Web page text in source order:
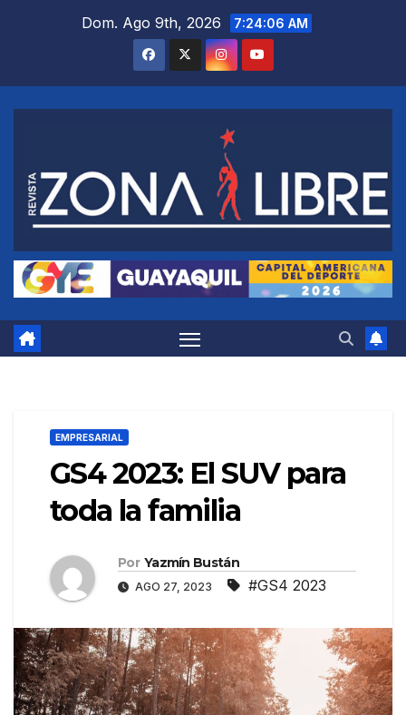
Dom. Ago 9th, 2026 7:24:07 AM
EMPRESARIAL
GS4 2023: El SUV para
toda la familia
Por Yazmín Bustán
AGO 27, 2023 #GS4 2023